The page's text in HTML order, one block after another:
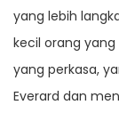
yang lebih
kecil orang
yang perkasa,
Everard dan